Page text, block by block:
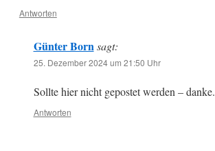
Antworten
Günter Born sagt:
25. Dezember 2024 um 21:50 Uhr
Sollte hier nicht gepostet werden – danke.
Antworten